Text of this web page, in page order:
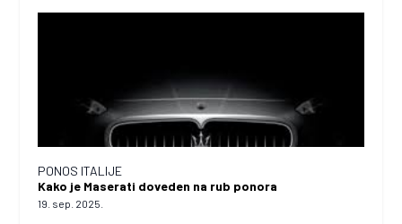
PONOS ITALIJE
Kako je Maserati doveden na rub ponora
19. sep. 2025.